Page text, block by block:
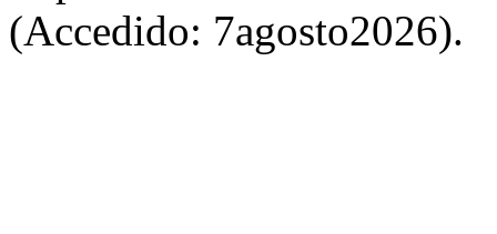
(Accedido: 7agosto2026).